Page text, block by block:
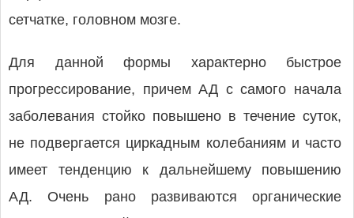
сетчатке, головном мозге.
Для данной формы характерно быстрое
прогрессирование, причем АД с самого начала
заболевания стойко повышено в течение суток,
не подвергается циркадным колебаниям и часто
имеет тенденцию к дальнейшему повышению
АД. Очень рано развиваются органические